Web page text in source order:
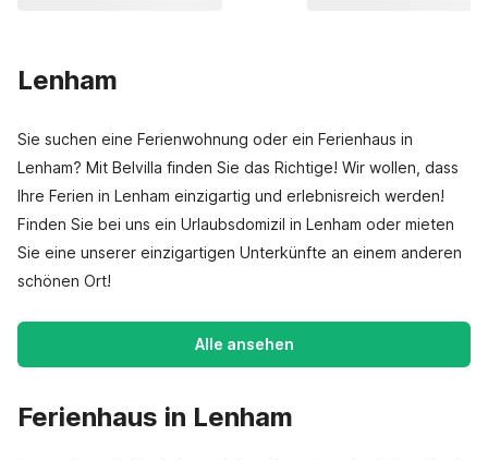
Lenham
Sie suchen eine Ferienwohnung oder ein Ferienhaus in
Lenham? Mit Belvilla finden Sie das Richtige! Wir wollen, dass
Ihre Ferien in Lenham einzigartig und erlebnisreich werden!
Finden Sie bei uns ein Urlaubsdomizil in Lenham oder mieten
Sie eine unserer einzigartigen Unterkünfte an einem anderen
schönen Ort!
Alle ansehen
Ferienhaus in Lenham